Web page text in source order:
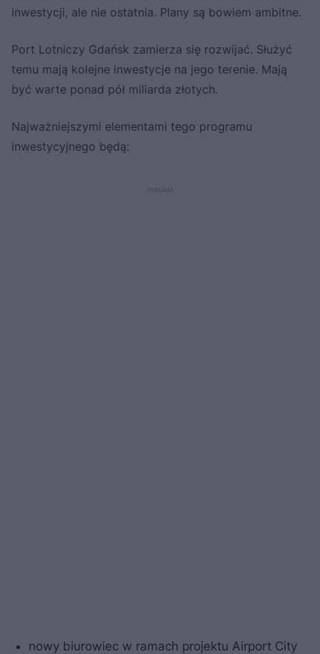
inwestycji, ale nie ostatnia. Plany są bowiem ambitne.
Port Lotniczy Gdańsk zamierza się rozwijać. Służyć
temu mają kolejne inwestycje na jego terenie. Mają
być warte ponad pół miliarda złotych.
Najważniejszymi elementami tego programu
inwestycyjnego będą:
nowy biurowiec w ramach projektu Airport City